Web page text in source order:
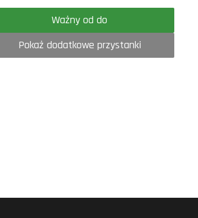
Ważny od do
Pokaż dodatkowe przystanki